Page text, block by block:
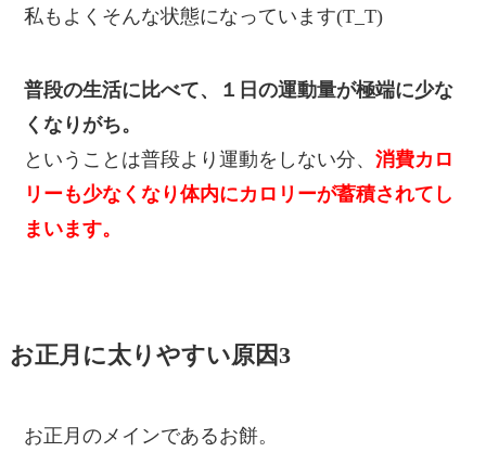
私もよくそんな状態になっています(T_T)
普段の生活に比べて、１日の運動量が極端に少な
くなりがち。
ということは普段より運動をしない分、消費カロ
リーも少なくなり体内にカロリーが蓄積されてし
まいます。
お正月に太りやすい原因3
お正月のメインであるお餅。